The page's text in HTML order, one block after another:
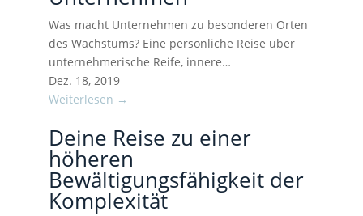
Was macht Unternehmen zu besonderen Orten
des Wachstums? Eine persönliche Reise über
unternehmerische Reife, innere…
Dez. 18, 2019
Weiterlesen →
Deine Reise zu einer
höheren
Bewältigungsfähigkeit der
Komplexität